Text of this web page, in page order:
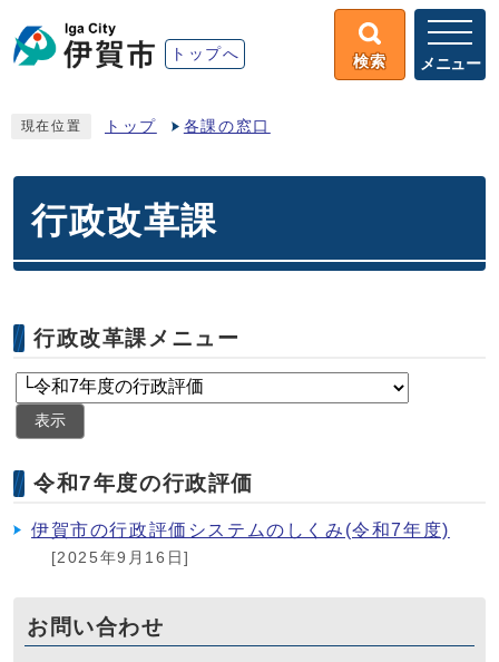
トップへ 検索 メニュー
現在位置 トップ 各課の窓口
行政改革課
行政改革課メニュー
表示
令和7年度の行政評価
伊賀市の行政評価システムのしくみ(令和7年度)
[2025年9月16日]
お問い合わせ